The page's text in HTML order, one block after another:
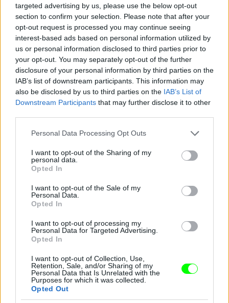
targeted advertising by us, please use the below opt-out
section to confirm your selection. Please note that after your
opt-out request is processed you may continue seeing
interest-based ads based on personal information utilized by
us or personal information disclosed to third parties prior to
your opt-out. You may separately opt-out of the further
disclosure of your personal information by third parties on the
IAB’s list of downstream participants. This information may
also be disclosed by us to third parties on the IAB’s List of
Downstream Participants that may further disclose it to other
Please note that this website/app uses one or more Google
not limited to your visit or usage behaviour. You may click to
grant or deny consent to Google and its third-party tags to
use your data for below specified purposes in below Google
consent section.
Personal Data Processing Opt Outs
I want to opt-out of the Sharing of my
personal data.
Opted In
I want to opt-out of the Sale of my
Personal Data.
Opted In
I want to opt-out of processing my
Personal Data for Targeted Advertising.
Opted In
I want to opt-out of Collection, Use,
Retention, Sale, and/or Sharing of my
Personal Data that Is Unrelated with the
Purposes for which it was collected.
Opted Out
Például Madonna
Fotó: Rabbani And Solimene Photography / Europress /
Getty
Jön még kép!